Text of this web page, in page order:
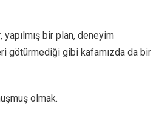
yapılmış bir plan, deneyim
götürmediği gibi kafamızda da bir
olmak.